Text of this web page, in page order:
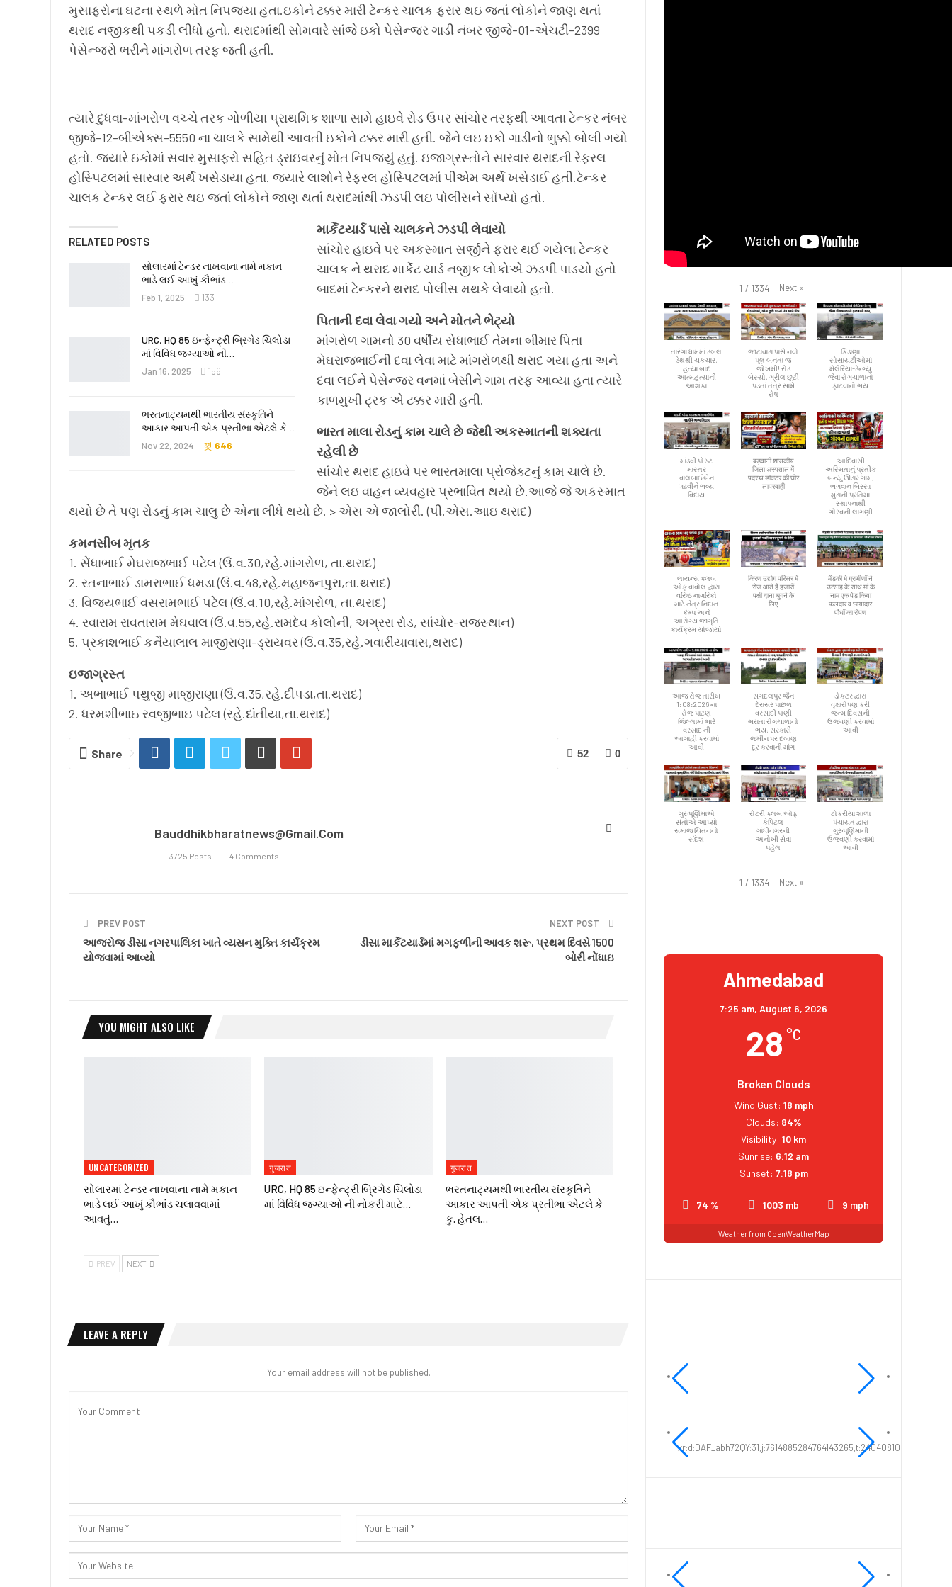
મુસાફરોના ઘટના સ્થળે મોત નિપજ્યા હતા.ઇકોને ટક્કર મારી ટેન્કર ચાલક ફરાર થઇ જતાં લોકોને જાણ થતાં
થરાદ નજીકથી પકડી લીધો હતો. થરાદમાંથી સોમવારે સાંજે ઇકો પેસેન્જર ગાડી નંબર જીજે-01-એચટી-2399
પેસેન્જરો ભરીને માંગરોળ તરફ જતી હતી.
ત્યારે દુધવા-માંગરોળ વચ્ચે તરક ગોળીયા પ્રાથમિક શાળા સામે હાઇવે રોડ ઉપર સાંચોર તરફથી આવતા ટેન્કર નંબર
જીજે-12-બીએક્સ-5550 ના ચાલકે સામેથી આવતી ઇકોને ટક્કર મારી હતી. જેને લઇ ઇકો ગાડીનો ભુક્કો બોલી ગયો
હતો. જ્યારે ઇકોમાં સવાર મુસાફરો સહિત ડ્રાઇવરનું મોત નિપજ્યું હતું. ઇજાગ્રસ્તોને સારવાર થરાદની રેફરલ
હોસ્પિટલમાં સારવાર અર્થે ખસેડાયા હતા. જ્યારે લાશોને રેફરલ હોસ્પિટલમાં પીએમ અર્થે ખસેડાઈ હતી.ટેન્કર
ચાલક ટેન્કર લઈ ફરાર થઇ જતાં લોકોને જાણ થતાં થરાદમાંથી ઝડપી લઇ પોલીસને સોંપ્યો હતો.
RELATED POSTS
સોલારમાં ટેન્ડર નાખવાના નામે મકાન
ભાડે લઈ આખું કૌભાંડ…
Feb 1, 2025 133
URC, HQ 85 ઇન્ફેન્ટ્રી બ્રિગેડ ચિલોડા
માં વિવિધ જગ્યાઓ ની…
Jan 16, 2025 156
ભરતનાટ્યમથી ભારતીય સંસ્કૃતિને
આકાર આપતી એક પ્રતીભા એટલે કે‌…
Nov 22, 2024 646
માર્કેટયાર્ડ પાસે ચાલકને ઝડપી લેવાયો
સાંચોર હાઇવે પર અકસ્માત સર્જીને ફરાર થઈ ગયેલા ટેન્કર
ચાલક ને થરાદ માર્કેટ યાર્ડ નજીક લોકોએ ઝડપી પાડયો હતો
બાદમાં ટેન્કરને થરાદ પોલીસ મથકે લેવાયો હતો.
પિતાની દવા લેવા ગયો અને મોતને ભેટ્યો
માંગરોળ ગામનો 30 વર્ષીય સેધાભાઈ તેમના બીમાર પિતા
મેઘરાજભાઈની દવા લેવા માટે માંગરોળથી થરાદ ગયા હતા અને
દવા લઈને પેસેન્જર વનમાં બેસીને ગામ તરફ આવ્યા હતા ત્યારે
કાળમુખી ટ્રક એ ટક્કર મારી હતી.
ભારત માલા રોડનું કામ ચાલે છે જેથી અકસ્માતની શક્યતા
રહેલી છે
સાંચોર થરાદ હાઇવે પર ભારતમાલા પ્રોજેક્ટનું કામ ચાલે છે.
જેને લઇ વાહન વ્યવહાર પ્રભાવિત થયો છે.આજે જે અકસ્માત
થયો છે તે પણ રોડનું કામ ચાલુ છે એના લીધે થયો છે. > એસ એ જાલોરી. (પી.એસ.આઇ થરાદ)
કમનસીબ મૃતક
1. સેંધાભાઈ મેઘરાજભાઈ પટેલ (ઉં.વ.30,રહે.માંગરોળ, તા.થરાદ)
2. રતનાભાઈ ડામરાભાઈ ધમડા (ઉં.વ.48,રહે.મહાજનપુરા,તા.થરાદ)
3. વિજયભાઈ વસરામભાઈ પટેલ (ઉં.વ.10,રહે.માંગરોળ, તા.થરાદ)
4. રવારામ રાવતારામ મેઘવાલ (ઉં.વ.55,રહે.રામદેવ કોલોની, અગ્રરા રોડ, સાંચોર-રાજસ્થાન)
5. પ્રકાશભાઈ કનૈયાલાલ માજીરાણા-ડ્રાયવર (ઉં.વ.35,રહે.ગવારીયાવાસ,થરાદ)
ઇજાગ્રસ્ત
1. અભાભાઈ પથુજી માજીરાણા (ઉં.વ.35,રહે.દીપડા,તા.થરાદ)
2. ધરમશીભાઇ રવજીભાઇ પટેલ (રહે.દાંતીયા,તા.થરાદ)
0
52
Share
Bauddhikbharatnews@gmail.com
3725 Posts 4 Comments
PREV POST
આજરોજ ડીસા નગરપાલિકા ખાતે વ્યસન મુક્તિ કાર્યક્રમ
યોજવામાં આવ્યો
NEXT POST
ડીસા માર્કેટયાર્ડમાં મગફળીની આવક શરૂ, પ્રથમ દિવસે 1500
બોરી નોંધાઇ
YOU MIGHT ALSO LIKE
UNCATEGORIZED
સોલારમાં ટેન્ડર નાખવાના નામે મકાન
ભાડે લઈ આખું કૌભાંડ ચલાવવામાં
આવતું…
गुजरात
URC, HQ 85 ઇન્ફેન્ટ્રી બ્રિગેડ ચિલોડા
માં વિવિધ જગ્યાઓ ની નોકરી માટે…
गुजरात
ભરતનાટ્યમથી ભારતીય સંસ્કૃતિને
આકાર આપતી એક પ્રતીભા એટલે કે‌
કુ. હેતલ…
PREV NEXT
LEAVE A REPLY
Your email address will not be published.
1 / 1334 Next »
તારંગા ધામમાં ડબલ
ડેથથી ચકચાર,
હત્યા બાદ
આત્મહત્યાની
આશંકા
જાટાવાડા પાસે નવો
પૂલ બનતા જ
જોખમી! રોડ
બેસ્યો, ગ્રીલ છૂટી
પડતાં તંત્ર સામે
રોષ
કિડાણા
સોસાયટીઓમાં
મેલેરિયા-ડેન્ગ્યુ
જેવા રોગચાળાનો
ફાટવાનો ભય
માંડવી પોસ્ટ
માસ્તર
વાલબાઈબેન
ગઢવીને ભવ્ય
વિદાય
बड़वानी शासकीय
जिला अस्पताल में
पदस्थ डॉक्टर की घोर
लापरवाही
આદિવાસી
અસ્મિતાનું પ્રતીક
બન્યું ઊંડાર ગામ,
ભગવાન બિરસા
મુંડાની પ્રતિમા
સ્થાપનાથી
ગૌરવની લાગણી
લાયન્સ ક્લબ
ઓફ વાવોલ દ્વારા
વરિષ્ઠ નાગરિકો
માટે નેત્ર નિદાન
કેમ્પ અને
આરોગ્ય જાગૃતિ
કાર્યક્રમ યોજાયો
किरण उद्योग परिसर में
रोज आते हैं हजारों
पक्षी दाना चुगने के
लिए
मेंड़की मे ग्रामीणों ने
उत्साह के साथ मां के
नाम एक पेड़ किया
फलदार व छायादार
पौधों का रोपण
આજ રોજ તારીખ
1:08:2026 ના
રોજ પાટણ
જિલ્લામાં ભારે
વરસાદ ની
આગાહી કરવામાં
આવી
સગદલપુર જૈન
દેરાસર પાછળ
વરસાદી પાણી
ભરાતા રોગચાળાનો
ભય; સરકારી
જમીન પર દબાણ
દૂર કરવાની માંગ
ડોકટર દ્વારા
વૃક્ષારોપણ કરી
જન્મ દિવસની
ઉજવણી કરવામાં
આવી
ગુરુપૂર્ણિમાએ
સંતોએ આપ્યો
સમાજ ચિંતનનો
સંદેશ
રોટરી ક્લબ ઓફ
કેપિટલ
ગાંધીનગરની
અનોખી સેવા
પહેલ
ટોકરીયા શાળા
પંચાયત દ્વારા
ગુરુપૂર્ણિમાની
ઉજવણી કરવામાં
આવી
1 / 1334 Next »
Ahmedabad
7:25 am, August 6, 2026
28 °C
Broken Clouds
74 % 1003 mb 9 mph
Wind Gust: 18 mph
Clouds: 84%
Visibility: 10 km
Sunrise: 6:12 am
Sunset: 7:18 pm
Weather from OpenWeatherMap
xr:d:DAF_abh72QY:31,j:7614885284764143265,t:24040810